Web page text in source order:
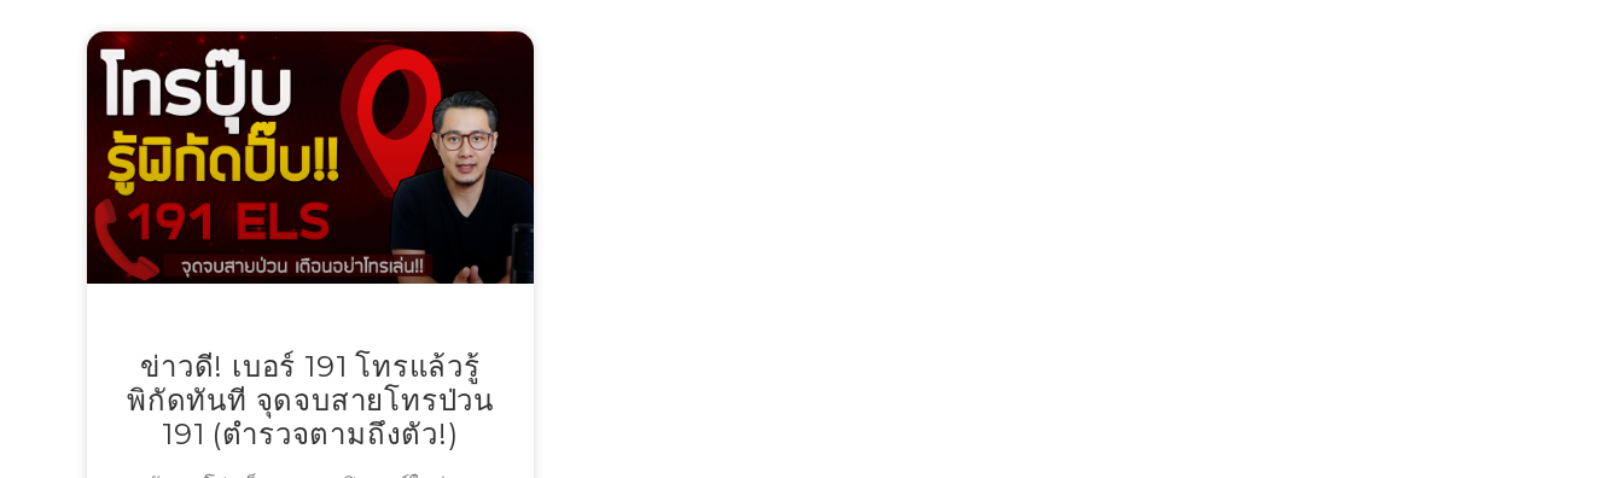
ข่าวดี! เบอร์ 191 โทรแล้วรู้
พิกัดทันที จุดจบสายโทรป่วน
191 (ตำรวจตามถึงตัว!)